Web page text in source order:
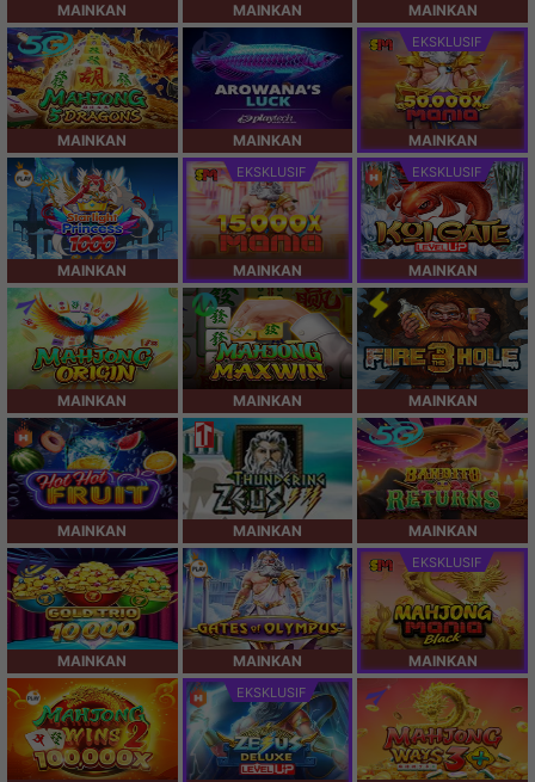
MAINKAN MAINKAN MAINKAN
MAINKAN MAINKAN
EKSKLUSIF
MAINKAN
MAINKAN
EKSKLUSIF
MAINKAN
EKSKLUSIF
MAINKAN
MAINKAN MAINKAN MAINKAN
MAINKAN MAINKAN MAINKAN
MAINKAN MAINKAN
EKSKLUSIF
MAINKAN
EKSKLUSIF